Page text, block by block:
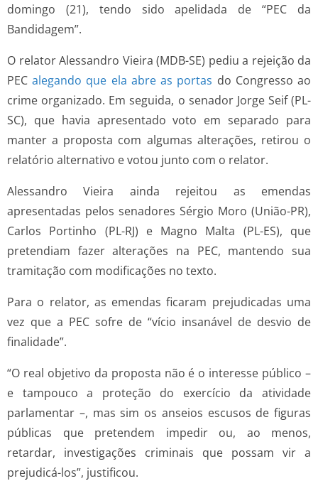
domingo (21), tendo sido apelidada de “PEC da
Bandidagem”.
O relator Alessandro Vieira (MDB-SE) pediu a rejeição da
PECalegando que ela abre as portas do Congresso ao
crime organizado. Em seguida, o senador Jorge Seif (PL-
SC), que havia apresentado voto em separado para
manter a proposta com algumas alterações, retirou o
relatório alternativo e votou junto com o relator.
Alessandro Vieira ainda rejeitou as emendas
apresentadas pelos senadores Sérgio Moro (União-PR),
Carlos Portinho (PL-RJ) e Magno Malta (PL-ES), que
pretendiam fazer alterações na PEC, mantendo sua
tramitação com modificações no texto.
Para o relator, as emendas ficaram prejudicadas uma
vez que a PEC sofre de “vício insanável de desvio de
finalidade”.
“O real objetivo da proposta não é o interesse público –
e tampouco a proteção do exercício da atividade
parlamentar –, mas sim os anseios escusos de figuras
públicas que pretendem impedir ou, ao menos,
retardar, investigações criminais que possam vir a
prejudicá-los”, justificou.